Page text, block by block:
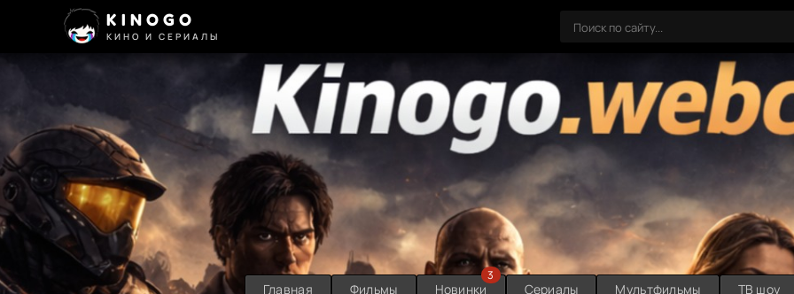
KINOGO
КИНО И СЕРИАЛЫ
Главная Фильмы Новинки
3
Сериалы Мультфильмы ТВ шоу